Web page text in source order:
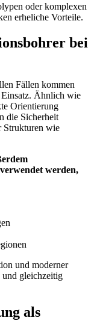
oder komplexen
erheliche Vorteile.
bei
Fällen kommen
Einsatz. Ähnlich wie
Orientierung
die Sicherheit
Strukturen wie
werden,
und moderner
und gleichzeitig
als